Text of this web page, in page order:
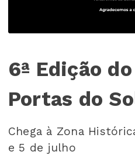
6ª Edição
Portas do
Chega à Zona
e 5 de julho